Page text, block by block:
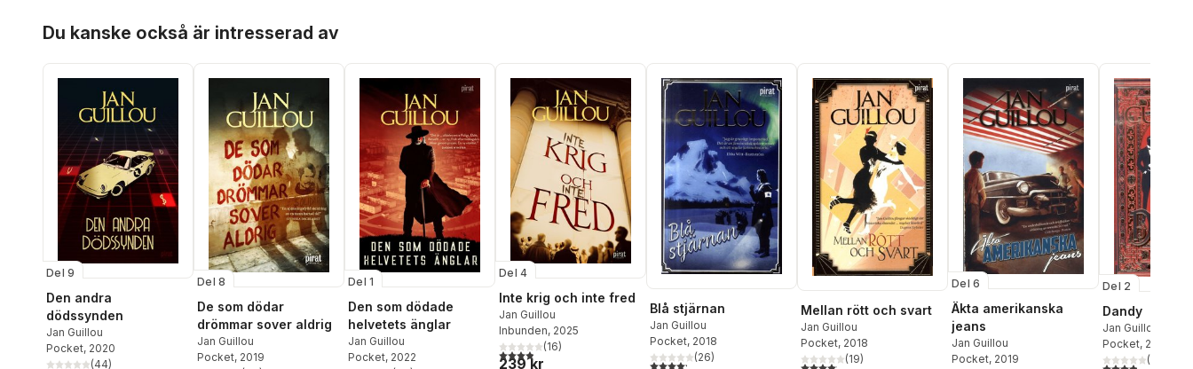
Du kanske också är intresserad av
Del 9
Den andra
dödssynden
Jan Guillou
Pocket, 2020
(44)
Del 8
De som dödar
drömmar sover aldrig
Jan Guillou
Pocket, 2019
Del 1
Den som dödade
helvetets änglar
Jan Guillou
Pocket, 2022
Del 4
Inte krig och inte fred
Jan Guillou
Inbunden, 2025
3,9utav 5 stjärnor. Totalt antal röster:
(16)
239 kr
Blå stjärnan
Jan Guillou
Pocket, 2018
4,2utav 5 stjärnor. Totalt antal röster:
(26)
Mellan rött och svart
Jan Guillou
Pocket, 2018
4,1utav 5 stjärnor. Totalt antal röster:
(19)
Del 6
Äkta amerikanska
jeans
Jan Guillou
Pocket, 2019
Del 2
Dandy
Jan Guillou
Pocket, 2018
(